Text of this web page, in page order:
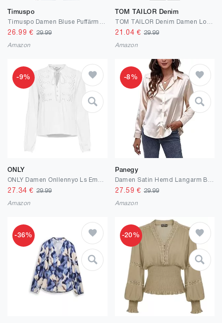
Timuspo
26.99 €29.99
Amazon
TOM TAILOR Denim
21.04 € 29.99
Amazon
-9%
ONLY
27.34 €29.99
Amazon
-8%
Panegy
27.59 € 29.99
Amazon
-36% -20%